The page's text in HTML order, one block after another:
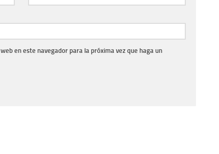
en este navegador para la próxima vez que haga un